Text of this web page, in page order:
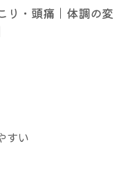
り・頭痛｜体調の変
すい